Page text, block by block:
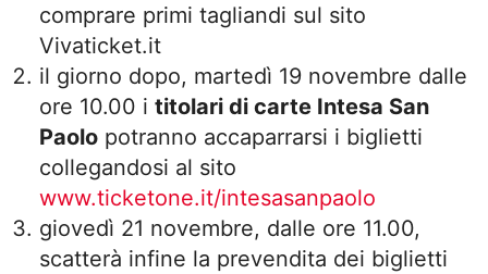
comprare primi tagliandi sul sito
Vivaticket.it
il giorno dopo, martedì 19 novembre dalle
ore 10.00 i titolari di carte Intesa San
Paolo potranno accaparrarsi i biglietti
collegandosi al sito
www.ticketone.it/intesasanpaolo
giovedì 21 novembre, dalle ore 11.00,
scatterà infine la prevendita dei biglietti